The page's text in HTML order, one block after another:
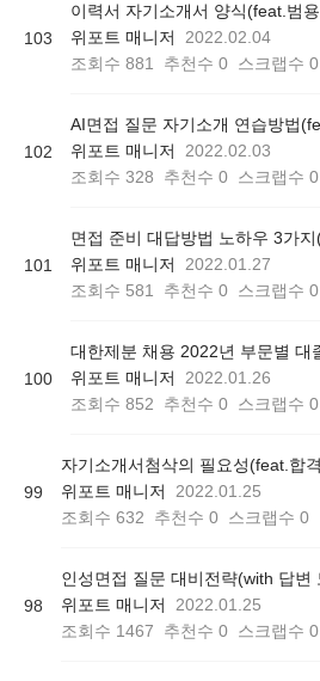
103
위포트 매니저
2022.02.04
조회수 881 추천수 0 스크랩수 0
102
위포트 매니저
2022.02.03
조회수 328 추천수 0 스크랩수 0
101
위포트 매니저
2022.01.27
조회수 581 추천수 0 스크랩수 0
100
위포트 매니저
2022.01.26
조회수 852 추천수 0 스크랩수 0
99
위포트 매니저
2022.01.25
조회수 632 추천수 0 스크랩수 0
98
위포트 매니저
2022.01.25
조회수 1467 추천수 0 스크랩수 0